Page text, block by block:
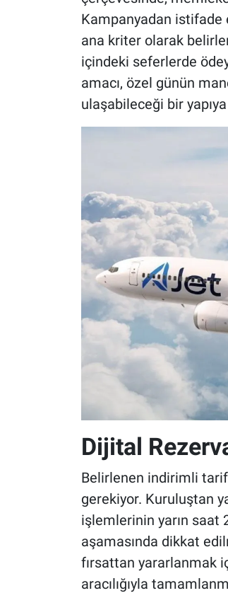
Kampanyadan istifade
ana kriter olarak
içindeki seferlerde
amacı, özel günün
ulaşabileceği bir
Dijital
Belirlenen indirimli
gerekiyor. Kuruluştan
işlemlerinin yarın saat
aşamasında dikkat
fırsattan yararlanmak
aracılığıyla